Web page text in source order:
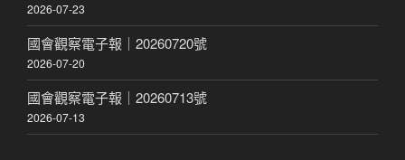
2026-07-23
國會觀察電子報｜20260720號
2026-07-20
國會觀察電子報｜20260713號
2026-07-13